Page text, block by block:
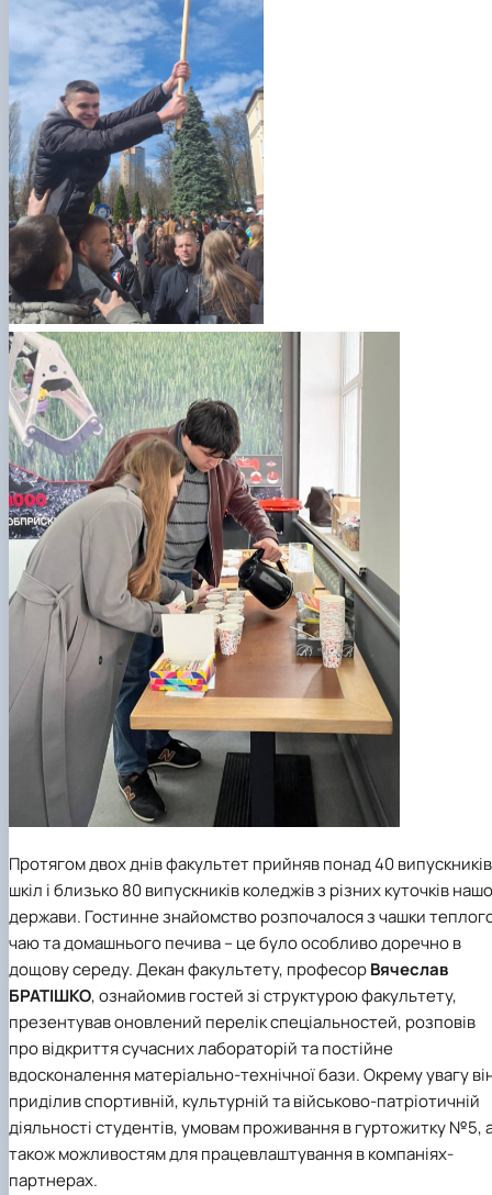
Протягом двох днів факультет прийняв понад 40 випускників
шкіл і близько 80 випускників коледжів з різних куточків
держави. Гостинне знайомство розпочалося з чашки
чаю та домашнього печива – це було особливо доречно в
дощову середу. Декан факультету, професорВячеслав
БРАТІШКО,ознайомив гостей зі структурою факультету,
презентував оновлений перелік спеціальностей, розповів
про відкриття сучасних лабораторій та постійне
вдосконалення матеріально-технічної бази. Окрему увагу
приділив спортивній, культурній та військово-патріотичній
діяльності студентів, умовам проживання в гуртожитку №5,
також можливостям для працевлаштування в компаніях-
партнерах.